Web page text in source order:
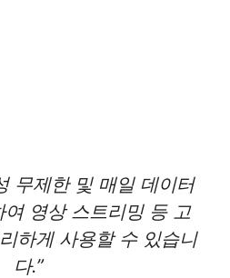
무제한 및 매일 데이터
영상 스트리밍 등 고
하게 사용할 수 있습니
다.”